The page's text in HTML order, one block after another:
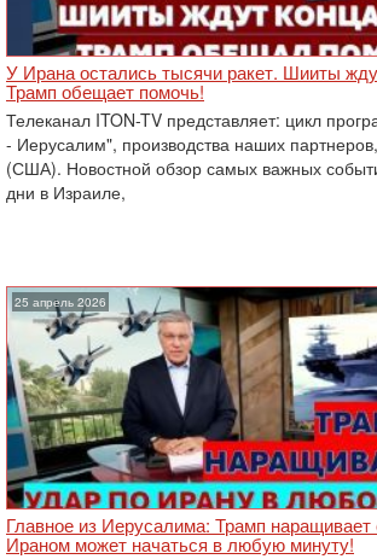
У Ирана остались тысячи ракет. Шииты
Трамп обещает помочь!
Телеканал ITON-TV представляет: цикл
- Иерусалим", производства наших
(США). Новостной обзор самых важных
дни в Израиле,
25 апрель 2026
Главное из Иерусалима: Трамп
Ираном может начаться в любую минуту!